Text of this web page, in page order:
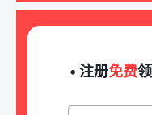
• 注册免费